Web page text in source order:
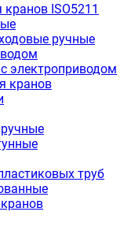
ISO5211
ручные
электроприводом
кранов
труб